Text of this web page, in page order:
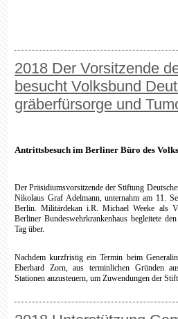
2018 Der Vorsitzende
besucht Volksbund
gräberfürsorge und
Antrittsbesuch im Berliner Büro des
Der Präsidiumsvorsitzende der Stiftung
Nikolaus Graf Adelmann, unternahm am 11.
Berlin. Militärdekan i.R. Michael Weeke als
Berliner Bundeswehrkrankenhaus begleitete
Tag über.
Nachdem kurzfristig ein Termin beim
Eberhard Zorn, aus terminlichen Gründen
Stationen anzusteuern, um Zuwendungen der